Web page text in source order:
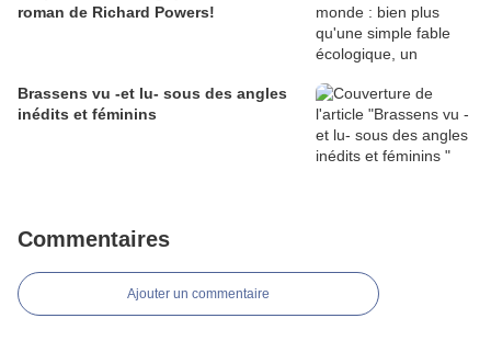
roman de Richard Powers!
Brassens vu -et lu- sous des angles
inédits et féminins
Commentaires
Ajouter un commentaire